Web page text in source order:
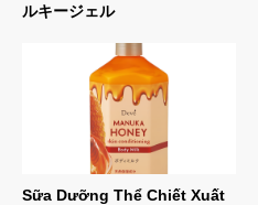
ルキージェル
Sữa Dưỡng Thể Chiết Xuất